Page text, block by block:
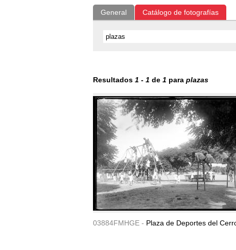
General Catálogo de fotografías
Resultados 1 - 1 de 1 para plazas
03884FMHGE - Plaza de Deportes del